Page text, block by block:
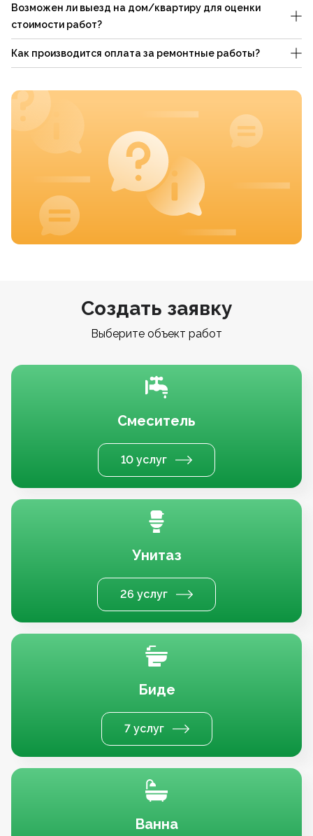
Возможен ли выезд на дом/квартиру для оценки
стоимости работ?
Как производится оплата за ремонтные работы?
Создать заявку
Выберите объект работ
Смеситель
10 услуг
Унитаз
26 услуг
Биде
7 услуг
Ванна